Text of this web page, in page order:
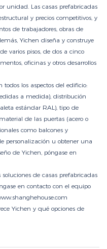
unidad. Las casas prefabricadas
y precios competitivos, y
de trabajadores, obras de
Yichen diseña y construye
varios pisos, de dos a cinco
oficinas y otros desarrollos
todos los aspectos del edificio:
a medida), distribución
estándar RAL), tipo de
de las puertas (acero o
como balcones y
personalización u obtener una
de Yichen, póngase en
de casas prefabricadas
en contacto con el equipo